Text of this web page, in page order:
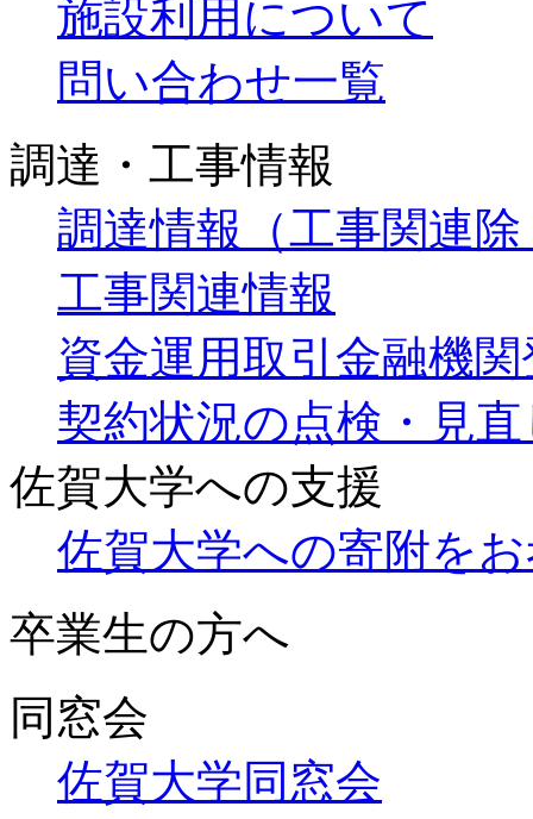
施設利用について
問い合わせ一覧
調達・工事情報
調達情報（工事関連
工事関連情報
資金運用取引金融機
契約状況の点検・見
佐賀大学への支援
佐賀大学への寄附を
卒業生の方へ
同窓会
佐賀大学同窓会